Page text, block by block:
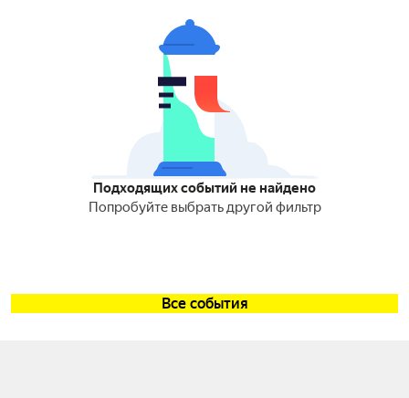
Подходящих событий не найдено
Попробуйте выбрать другой фильтр
Все события